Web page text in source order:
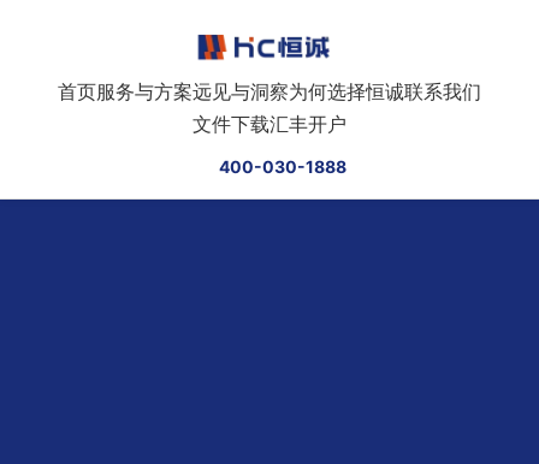
首页服务与方案远见与洞察为何选择恒诚联系我们
文件下载汇丰开户
400-030-1888